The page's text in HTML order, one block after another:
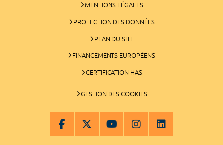
MENTIONS LÉGALES
PROTECTION DES DONNÉES
PLAN DU SITE
FINANCEMENTS EUROPÉENS
CERTIFICATION HAS
GESTION DES COOKIES